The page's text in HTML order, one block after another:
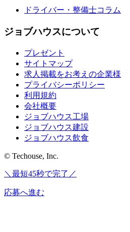
ドライバー・整備士コラム
ジョブハウスについて
プレゼント
サイトマップ
求人掲載をお考えの企業様
プライバシーポリシー
利用規約
会社概要
ジョブハウス工場
ジョブハウス建設
ジョブハウス飲食
© Techouse, Inc.
＼最短45秒で完了／
応募へ進む